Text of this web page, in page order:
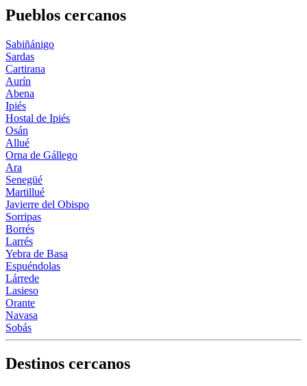
Pueblos cercanos
Sabiñánigo
Sardas
Cartirana
Aurín
Abena
Ipiés
Hostal de Ipiés
Osán
Allué
Orna de Gállego
Ara
Senegüé
Martillué
Javierre del Obispo
Sorripas
Borrés
Larrés
Yebra de Basa
Espuéndolas
Lárrede
Lasieso
Orante
Navasa
Sobás
Destinos cercanos